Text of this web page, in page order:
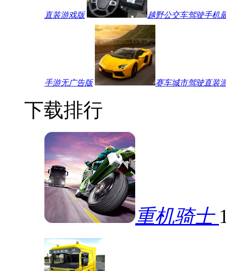
直装游戏版 越野公交车驾驶手机
手游无广告版 赛车城市驾驶直装
下载排行
重机骑士